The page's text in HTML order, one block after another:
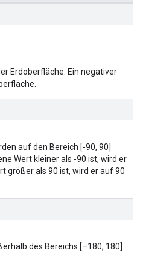
Erdoberfläche. Ein negativer
auf den Bereich [-90, 90]
Wert kleiner als -90 ist, wird er
größer als 90 ist, wird er auf 90
des Bereichs [–180, 180]